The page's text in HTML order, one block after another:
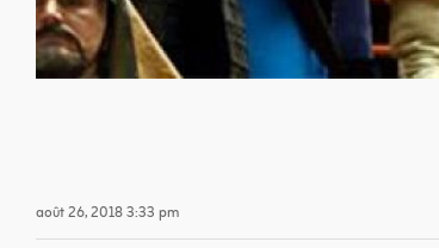
août 26, 2018 3:33 pm